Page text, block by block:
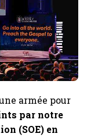
armée pour
par notre
(SOE) en